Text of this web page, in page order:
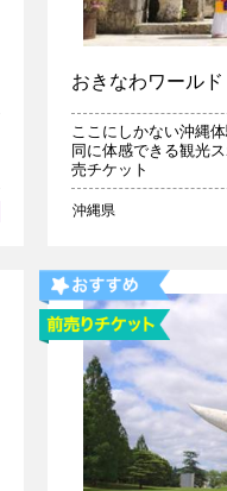
おきなわワール
ここにしかない沖縄
同に体感できる観光
売チケット
沖縄県